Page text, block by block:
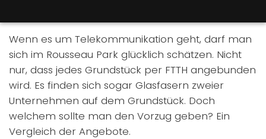
Wenn es um Telekommunikation geht, darf man
sich im Rousseau Park glücklich schätzen. Nicht
nur, dass jedes Grundstück per FTTH angebunden
wird. Es finden sich sogar Glasfasern zweier
Unternehmen auf dem Grundstück. Doch
welchem sollte man den Vorzug geben? Ein
Vergleich der Angebote.